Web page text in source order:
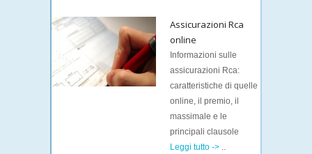
Assicurazioni Rca
online
Informazioni sulle
assicurazioni Rca:
caratteristiche di quelle
online, il premio, il
massimale e le
principali clausole
Leggi tutto -> ..